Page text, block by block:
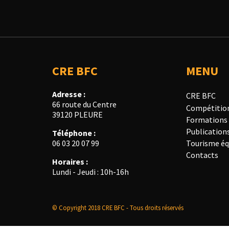
CRE BFC
Adresse :
66 route du Centre
39120 PLEURE
Téléphone :
06 03 20 07 99
Horaires :
Lundi - Jeudi : 10h-16h
MENU
CRE BFC
Formations
Tourisme
Contacts
© Copyright 2018 CRE BFC - Tous droits réservés